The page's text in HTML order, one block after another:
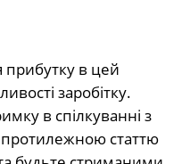
прибутку в цей
заробітку.
в спілкуванні з
статтю